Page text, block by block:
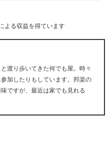
よる収益を得ています
渡り歩いてきた何でも屋。時々
加したりもしています。邦楽の
ですが、最近は家でも見れる